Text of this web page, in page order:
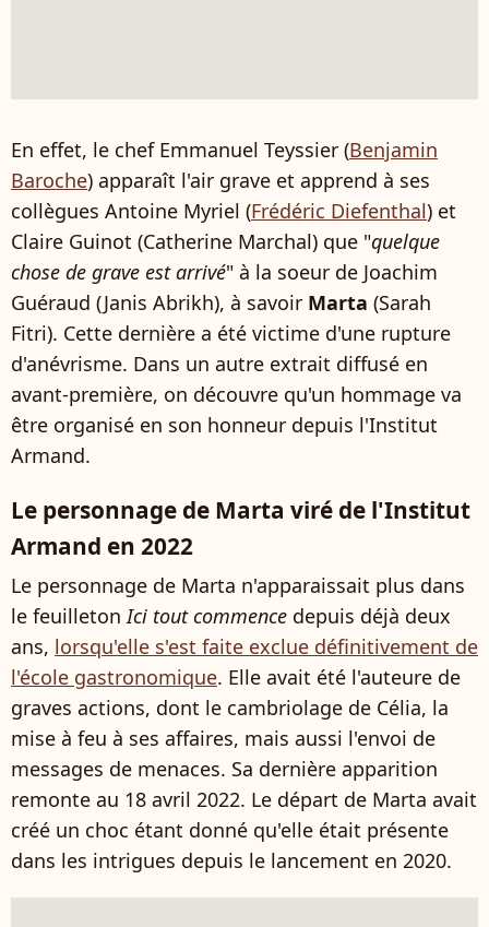
En effet, le chef Emmanuel Teyssier (Benjamin
Baroche) apparaît l'air grave et apprend à ses
collègues Antoine Myriel (Frédéric Diefenthal) et
Claire Guinot (Catherine Marchal) que "quelque
chose de grave est arrivé" à la soeur de Joachim
Guéraud (Janis Abrikh), à savoir Marta (Sarah
Fitri). Cette dernière a été victime d'une rupture
d'anévrisme. Dans un autre extrait diffusé en
avant-première, on découvre qu'un hommage va
être organisé en son honneur depuis l'Institut
Armand.
Le personnage de Marta viré de l'Institut
Armand en 2022
Le personnage de Marta n'apparaissait plus dans
le feuilletonIci tout commence depuis déjà deux
ans, lorsqu'elle s'est faite exclue définitivement de
l'école gastronomique. Elle avait été l'auteure de
graves actions, dont le cambriolage de Célia, la
mise à feu à ses affaires, mais aussi l'envoi de
messages de menaces. Sa dernière apparition
remonte au 18 avril 2022. Le départ de Marta avait
créé un choc étant donné qu'elle était présente
dans les intrigues depuis le lancement en 2020.